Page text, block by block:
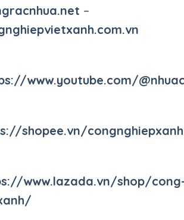
–
www.youtube.com/
shopee.vn/
www.lazada.vn/shop/